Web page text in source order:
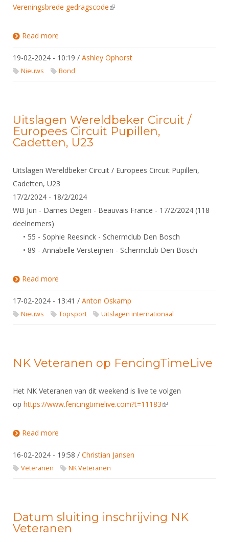
Vereningsbrede gedragscode(link is external)
Read more
19-02-2024 - 10:19 / Ashley Ophorst
Nieuws Bond
Uitslagen Wereldbeker Circuit /
Europees Circuit Pupillen,
Cadetten, U23
Uitslagen Wereldbeker Circuit / Europees Circuit Pupillen,
Cadetten, U23
17/2/2024 - 18/2/2024
WB Jun - Dames Degen - Beauvais France - 17/2/2024 (118
deelnemers)
• 55 - Sophie Reesinck - Schermclub Den Bosch
• 89 - Annabelle Versteijnen - Schermclub Den Bosch
Read more
17-02-2024 - 13:41 / Anton Oskamp
Nieuws Topsport Uitslagen internationaal
NK Veteranen op FencingTimeLive
Het NK Veteranen van dit weekend is live te volgen
op https://www.fencingtimelive.com?t=11183(link is external)
Read more
16-02-2024 - 19:58 / Christian Jansen
Veteranen NK Veteranen
Datum sluiting inschrijving NK
Veteranen